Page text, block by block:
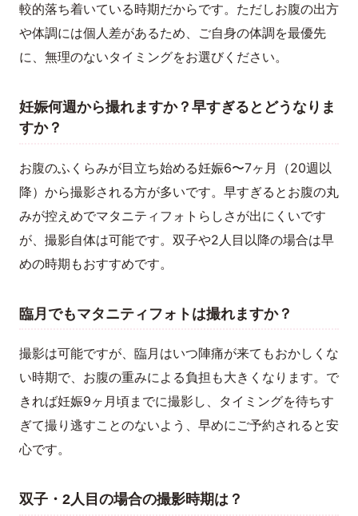
較的落ち着いている時期だからです。ただしお腹の出方
や体調には個人差があるため、ご自身の体調を最優先
に、無理のないタイミングをお選びください。
妊娠何週から撮れますか？早すぎるとどうなりま
すか？
お腹のふくらみが目立ち始める妊娠6〜7ヶ月（20週以
降）から撮影される方が多いです。早すぎるとお腹の丸
みが控えめでマタニティフォトらしさが出にくいです
が、撮影自体は可能です。双子や2人目以降の場合は早
めの時期もおすすめです。
臨月でもマタニティフォトは撮れますか？
撮影は可能ですが、臨月はいつ陣痛が来てもおかしくな
い時期で、お腹の重みによる負担も大きくなります。で
きれば妊娠9ヶ月頃までに撮影し、タイミングを待ちす
ぎて撮り逃すことのないよう、早めにご予約されると安
心です。
双子・2人目の場合の撮影時期は？